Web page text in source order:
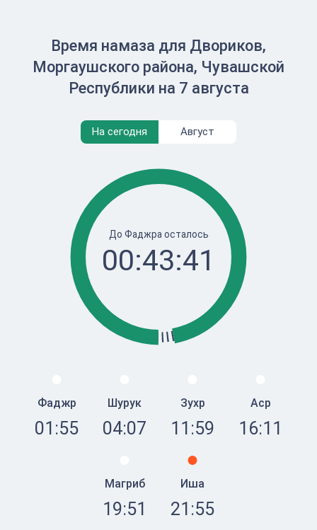
Время намаза для Двориков,
Моргаушского района, Чувашской
Республики на 7 августа
На сегодня Август
До Фаджра осталось
00:43:41
Фаджр
01:55
Шурук
04:07
Зухр
11:59
Аср
16:11
Магриб
19:51
Иша
21:55